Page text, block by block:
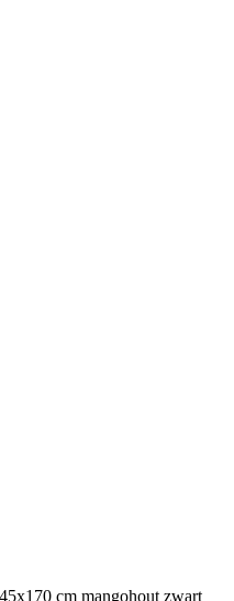
cm mangohout zwart